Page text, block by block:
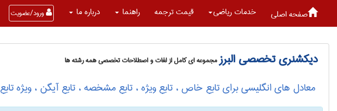
صفحه اصلی خدمات رياضی قیمت ترجمه راهنما درباره ما ورود/عضویت
دیکشنری تخصصی البرزمجموعه ای کامل از لغات و اصطلاحات تخصصی همه رشته ها
معادل های انگلیسی برای تابع خاص ، تابع ویژه ، تابع مشخصه ، تابع آیگن ، ویژه تابع